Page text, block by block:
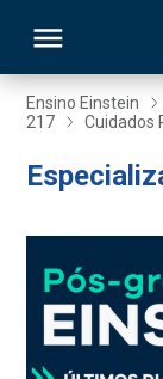
Ensino Einstein
217
Cuidados